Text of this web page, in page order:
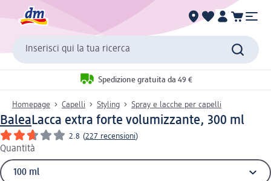
Inserisci qui la tua ricerca
Spedizione gratuita da 49 €
Homepage Capelli Styling Spray e lacche per capelli
BaleaLacca extra forte volumizzante, 300 ml
2.8 (227 recensioni)
Quantità